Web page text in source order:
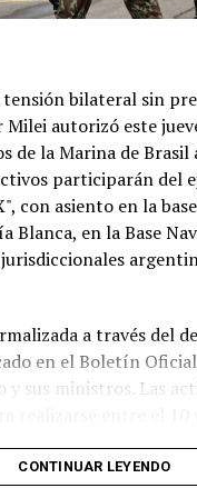
visita del Sumo
tensión bilateral sin
Milei autorizó este
de la Marina de
participarán del
con asiento en la
Blanca, en la Base
a través del
en el Boletín
y sus ministros. Las
CONTINUAR LEYENDO